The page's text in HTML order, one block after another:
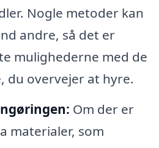
Nogle metoder kan
andre, så det er
mulighederne med de
du overvejer at hyre.
Om der er
materialer, som